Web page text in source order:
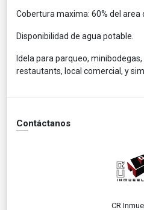
Cobertura maxima: 60% del area
Disponibilidad de agua potable.
Idela para parqueo,
restautants, local comercial, y
Contáctanos
CR